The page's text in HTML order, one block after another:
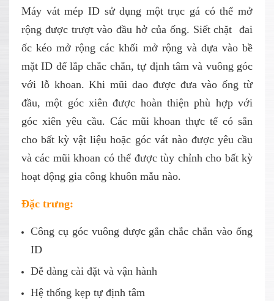
Máy vát mép ID sử dụng một trục gá có thể mở
rộng được trượt vào đầu hở của ống. Siết chặt
đai
ốc kéo mở rộng các khối mở rộng và dựa vào bề
mặt ID để lắp chắc chắn, tự định tâm và vuông góc
với lỗ khoan. Khi mũi dao được đưa vào ống từ
đầu, một góc xiên được hoàn thiện phù hợp với
góc xiên yêu cầu. Các mũi khoan thực tế có sẵn
cho bất kỳ vật liệu hoặc góc vát nào được yêu cầu
và các mũi khoan có thể được tùy chỉnh cho bất kỳ
hoạt động gia công khuôn mẫu nào.
Đặc trưng:
Công cụ góc vuông được gắn chắc chắn vào ống
ID
Dễ dàng cài đặt và vận hành
Hệ thống kẹp tự định tâm